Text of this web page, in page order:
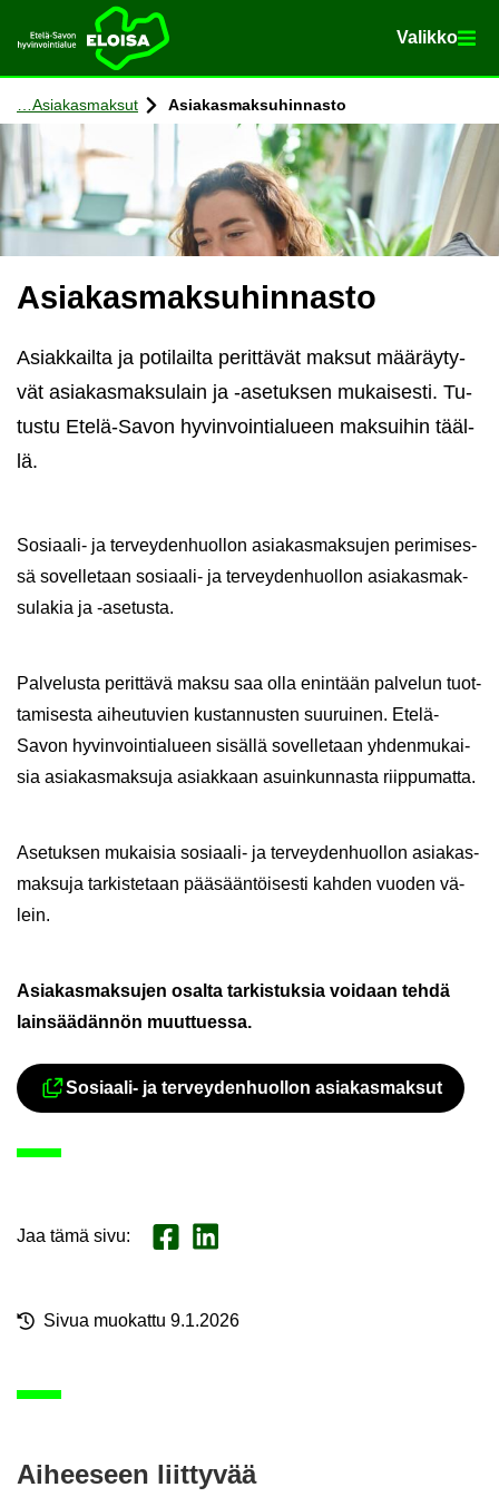
Etusi­vu Va­lik­ko
Va­lik­ko
Siir­ry si­säl­töön
Asia­kas­mak­sut Asia­kas­mak­su­hin­nas­to
Asia­kas­mak­su­hin­nas­to
Asiak­kail­ta ja po­ti­lail­ta pe­rit­tä­vät mak­sut mää­räy­ty­
vät asia­kas­mak­su­lain ja -​asetuksen mu­kai­ses­ti. Tu­
tus­tu Etelä-​Savon hy­vin­voin­tia­lu­een mak­sui­hin tääl­
lä.
Sosiaali-​ ja ter­vey­den­huol­lon asia­kas­mak­su­jen pe­ri­mi­ses­
sä so­vel­le­taan sosiaali-​ ja ter­vey­den­huol­lon asia­kas­mak­
su­la­kia ja -​asetusta.
Pal­ve­lus­ta pe­rit­tä­vä maksu saa olla enin­tään pal­ve­lun tuot­
ta­mi­ses­ta ai­heu­tu­vien kus­tan­nus­ten suu­rui­nen. Etelä-​
Savon hy­vin­voin­tia­lu­een si­säl­lä so­vel­le­taan yh­den­mu­kai­
sia asia­kas­mak­su­ja asiak­kaan asuin­kun­nas­ta riip­pu­mat­ta.
Ase­tuk­sen mu­kai­sia sosiaali-​ ja ter­vey­den­huol­lon asia­kas­
mak­su­ja tar­kis­te­taan pää­sään­töi­ses­ti kah­den vuo­den vä­
lein.
Asia­kas­mak­su­jen osal­ta tar­kis­tuk­sia voi­daan tehdä
lain­sää­dän­nön muut­tues­sa.
Ul­koi­nen pal­ve­lu avau­tuu
Sosiaali-​ ja ter­vey­den­huol­lon asia­kas­mak­sut
Jaa tämä sivu: Jaa Face­book
Jaa Lin­ke­dI­nis­sä
Sivua muo­kat­tu 9.1.2026
Ai­hee­seen liit­ty­vää